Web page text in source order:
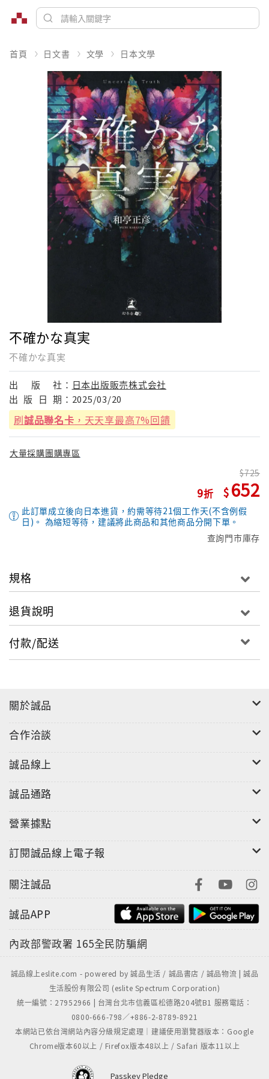
首頁 日文書 文學 日本文學
不確かな真実
不確かな真実
出 版 社： 日本出版販売株式会社
出 版 日 期： 2025/03/20
刷誠品聯名卡 ，天天享最高7%回饋
大量採購團購專區
9
725
652
此訂單成立後向日本進貨，約需等待21個工作天(不含例假
日)。 為縮短等待，建議將此商品和其他商品分開下單。
查詢門市庫存
規格
退貨說明
付款/配送
關於誠品
合作洽談
誠品線上
誠品通路
營業據點
訂閱誠品線上電子報
關注誠品
誠品APP
內政部警政署 165全民防騙網
誠品線上eslite.com - powered by 誠品生活 / 誠品書店 / 誠品物流 | 誠品
生活股份有限公司 (eslite Spectrum Corporation)
統一編號：27952966 | 台灣台北市信義區松德路204號B1 服務電話：
0800-666-798／+886-2-8789-8921
本網站已依台灣網站內容分級規定處理｜建議使用瀏覽器版本：Google
Chrome版本60以上 / Firefox版本48以上 / Safari 版本11以上
Passkey Pledge